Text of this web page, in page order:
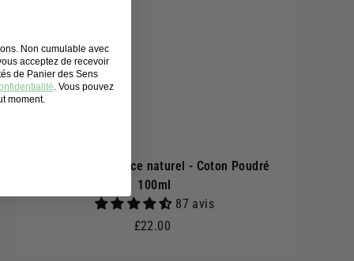
Parfum d'ambiance naturel - Coton Poudré
100ml
87 avis
£22.00
Non cumulable avec
acceptez de recevoir
de Panier des Sens
. Vous pouvez
moment.